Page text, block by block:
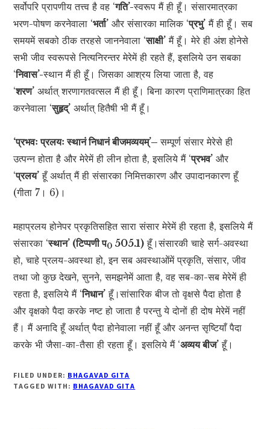
सर्वोपरि प्रापणीय तत्त्व है वह ‘गति’-स्वरूप मैं ही हूँ। संसारमात्रका
भरण-पोषण करनेवाला ‘भर्ता’ और संसारका मालिक ‘प्रभु’ मैं ही हूँ। सब
समयमें सबको ठीक तरहसे जाननेवाला ‘साक्षी’ मैं हूँ। मेरे ही अंश होनेसे
सभी जीव स्वरूपसे नित्यनिरन्तर मेरेमें ही रहते हैं, इसलिये उन सबका
‘निवास’-स्थान मैं ही हूँ। जिसका आश्रय लिया जाता है, वह
‘शरण’ अर्थात् शरणागतवत्सल मैं ही हूँ। बिना कारण प्राणिमात्रका हित
करनेवाला ‘सुहृद्’ अर्थात् हितैषी भी मैं हूँ।
‘प्रभवः प्रलयः स्थानं निधानं बीजमव्ययम्’–सम्पूर्ण संसार मेरेसे ही
उत्पन्न होता है और मेरेमें ही लीन होता है, इसलिये मैं ‘प्रभव’ और
‘प्रलय’ हूँ अर्थात् मैं ही संसारका निमित्तकारण और उपादानकारण हूँ
(गीता 7। 6)।
महाप्रलय होनेपर प्रकृतिसहित सारा संसार मेरेमें ही रहता है, इसलिये मैं
संसारका ‘स्थान’ (टिप्पणी प0 505.1) हूँ।संसारकी चाहे सर्ग-अवस्था
हो, चाहे प्रलय-अवस्था हो, इन सब अवस्थाओंमें प्रकृति, संसार, जीव
तथा जो कुछ देखने, सुनने, समझनेमें आता है, वह सब-का-सब मेरेमें ही
रहता है, इसलिये मैं ‘निधान’ हूँ।सांसारिक बीज तो वृक्षसे पैदा होता है
और वृक्षको पैदा करके नष्ट हो जाता है परन्तु ये दोनों ही दोष मेरेमें नहीं
हैं। मैं अनादि हूँ अर्थात् पैदा होनेवाला नहीं हूँ और अनन्त सृष्टियाँ पैदा
करके भी जैसा-का-तैसा ही रहता हूँ। इसलिये मैं ‘अव्यय बीज’ हूँ।
FILED UNDER: BHAGAVAD GITA
TAGGED WITH: BHAGAVAD GITA